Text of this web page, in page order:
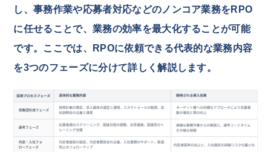
し、事務作業や応募者対応などのノンコア業務をRPO
に任せることで、業務の効率を最大化することが可能
です。ここでは、RPOに依頼できる代表的な業務内容
を3つのフェーズに分けて詳しく解説します。